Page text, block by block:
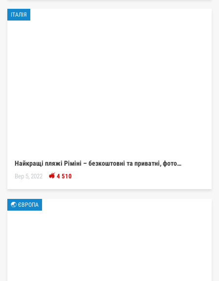
ІТАЛІЯ
Найкращі пляжі Ріміні – безкоштовні та приватні, фото…
Вер 5, 2022 4 510
🌏 ЄВРОПА